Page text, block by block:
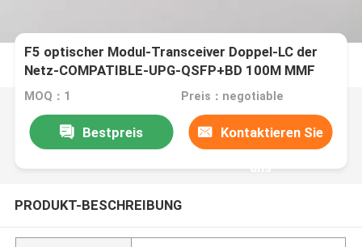
F5 optischer Modul-Transceiver Doppel-LC der
Netz-COMPATIBLE-UPG-QSFP+BD 100M MMF
MOQ：1 Preis：negotiable
Bestpreis Kontaktieren Sie
uns
PRODUKT-BESCHREIBUNG